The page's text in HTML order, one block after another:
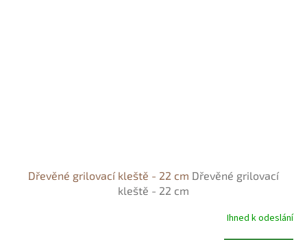
Dřevěné grilovací kleště - 22 cm Dřevěné grilovací
kleště - 22 cm
Ihned k odeslání